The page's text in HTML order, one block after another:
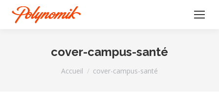
cover-campus-santé
Vous êtes ici :
Accueil cover-campus-santé